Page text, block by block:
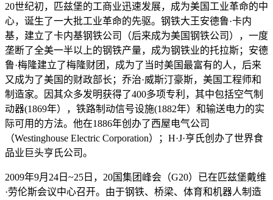
20世纪初，匹兹堡的工商业迅速发展，成为美国工业革命的中
心，诞生了一大批工业革命的先驱。钢铁大王安德鲁·卡内
基，建立了卡内基钢铁公司（后来成为美国钢铁公司），一度
垄断了全美一半以上的钢铁产量，成为钢铁业的托拉斯；安德
鲁·梅隆建立了梅隆财团，成为了当时美国最富有的人，后来
又成为了美国的财政部长；乔治·威斯汀豪斯，美国工程师和
制造家。因其众多发明获得了400多项专利，其中包括空气制
动器(1869年），铁路制动信号设施(1882年）和输送电力的实
际可用的方法。他在1886年创办了西屋电气公司
（Westinghouse Electric Corporation）；H·J·亨氏创办了世界食
品业巨头亨氏公司。
2009年9月24日~25日，20国集团峰会（G20）已在匹兹堡戴维
·劳伦斯会议中心召开。由于钢铁、桥梁、体育和机器人制造